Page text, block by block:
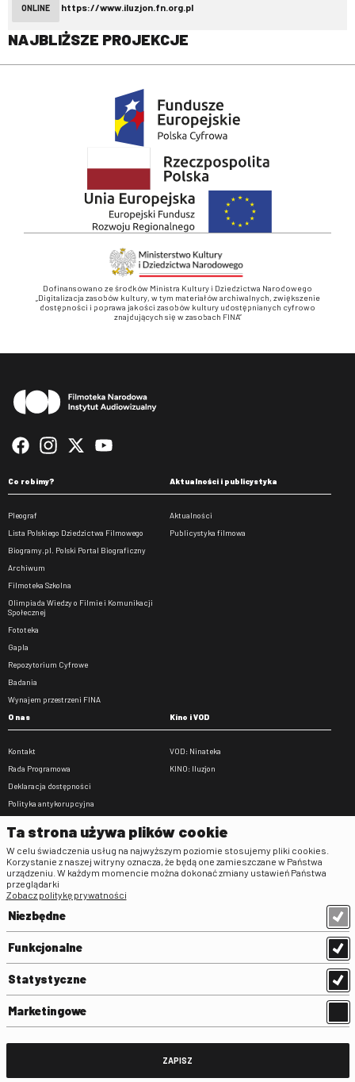
ONLINE https://www.iluzjon.fn.org.pl
NAJBLIŻSZE PROJEKCJE
Dofinansowano ze środków Ministra Kultury i Dziedzictwa Narodowego
„Digitalizacja zasobów kultury, w tym materiałów archiwalnych, zwiększenie
dostępności i poprawa jakości zasobów kultury udostępnianych cyfrowo
znajdujących się w zasobach FINA”
Co robimy?
Pleograf
Lista Polskiego Dziedzictwa Filmowego
Biogramy.pl. Polski Portal Biograficzny
Archiwum
Filmoteka Szkolna
Olimpiada Wiedzy o Filmie i Komunikacji
Społecznej
Fototeka
Gapla
Repozytorium Cyfrowe
Badania
Wynajem przestrzeni FINA
Aktualności i publicystyka
Aktualności
Publicystyka filmowa
O nas
Kontakt
Rada Programowa
Deklaracja dostępności
Polityka antykorupcyjna
Zamówienia publiczne
Praca w FINA
Kino i VOD
VOD: Ninateka
KINO: Iluzjon
Regulaminy
Klauzula informacyjna RODO
Regulamin użytkowania parkingu
Standardy ochrony małoletnich
Regulamin kina Iluzjon
Ta strona używa plików cookie
W celu świadczenia usług na najwyższym poziomie stosujemy pliki cookies.
Korzystanie z naszej witryny oznacza, że będą one zamieszczane w Państwa
urządzeniu. W każdym momencie można dokonać zmiany ustawień Państwa
przeglądarki
Zobacz politykę prywatności
Niezbędne
Funkcjonalne
Statystyczne
Marketingowe
ZAPISZ